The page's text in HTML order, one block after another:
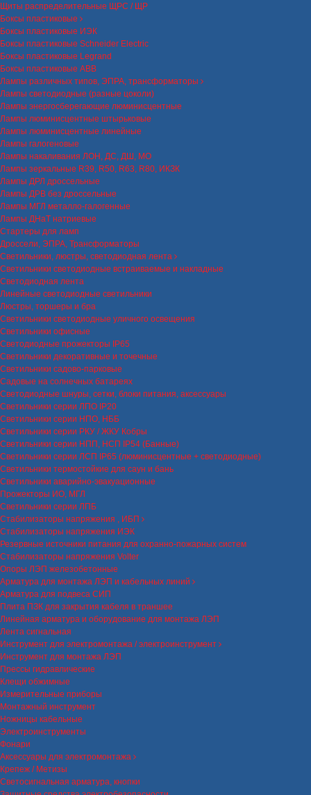
Щиты распределительные ЩРС / ЩР
Боксы пластиковые
Боксы пластиковые ИЭК
Боксы пластиковые Schneider Electric
Боксы пластиковые Legrand
Боксы пластиковые ABB
Лампы различных типов, ЭПРА, трансформаторы
Лампы светодиодные (разные цоколи)
Лампы энергосберегающие люминисцентные
Лампы люминисцентные штырьковые
Лампы люминисцентные линейные
Лампы галогеновые
Лампы накаливания ЛОН, ДС, ДШ, МО
Лампы зеркальные R39, R50, R63, R80, ИКЗК
Лампы ДРЛ дроссельные
Лампы ДРВ без дроссельные
Лампы МГЛ металло-галогенные
Лампы ДНаТ натриевые
Стартеры для ламп
Дроссели, ЭПРА, Трансформаторы
Светильники, люстры, светодиодная лента
Светильники светодиодные встраиваемые и накладные
Светодиодная лента
Линейные светодиодные светильники
Люстры, торшеры и бра
Светильники светодиодные уличного освещения
Светильники офисные
Светодиодные прожекторы IP65
Светильники декоративные и точечные
Светильники садово-парковые
Садовые на солнечных батареях
Светодиодные шнуры, сетки, блоки питания, аксессуары
Светильники серии ЛПО IP20
Светильники серии НПО, НББ
Светильники серии РКУ / ЖКУ Кобры
Светильники серии НПП, НСП IP54 (Банные)
Светильники серии ЛСП IP65 (люминисцентные + светодиодные)
Светильники термостойкие для саун и бань
Светильники аварийно-эвакуационные
Прожекторы ИО, МГЛ
Светильники серии ЛПБ
Стабилизаторы напряжения , ИБП
Стабилизаторы напряжения ИЭК
Резервные источники питания для охранно-пожарных систем
Стабилизаторы напряжения Volter
Опоры ЛЭП железобетонные
Арматура для монтажа ЛЭП и кабельных линий
Арматура для подвеса СИП
Плита ПЗК для закрытия кабеля в траншее
Линейная арматура и оборудование для монтажа ЛЭП
Лента сигнальная
Инструмент для электромонтажа / электроинструмент
Инструмент для монтажа ЛЭП
Прессы гидравлические
Клещи обжимные
Измерительные приборы
Монтажный инструмент
Ножницы кабельные
Электроинструменты
Фонари
Аксессуары для электромонтажа
Крепеж / Метизы
Светосигнальная арматура, кнопки